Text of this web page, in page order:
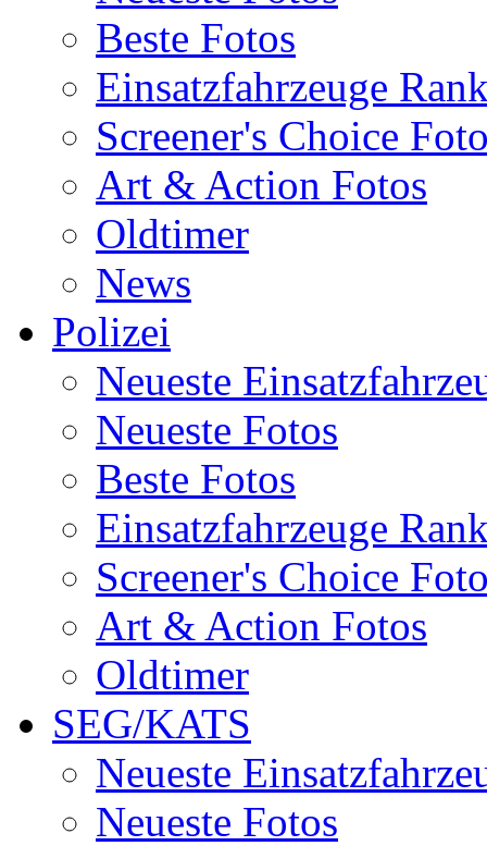
Beste Fotos
Einsatzfahrzeuge
Screener's Choice
Art & Action Fotos
Oldtimer
News
Polizei
Neueste
Neueste Fotos
Beste Fotos
Einsatzfahrzeuge
Screener's Choice
Art & Action Fotos
Oldtimer
SEG/KATS
Neueste
Neueste Fotos